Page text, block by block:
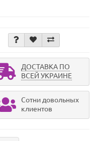
ДОСТАВКА ПО
ВСЕЙ УКРАИНЕ
Сотни довольных
клиентов